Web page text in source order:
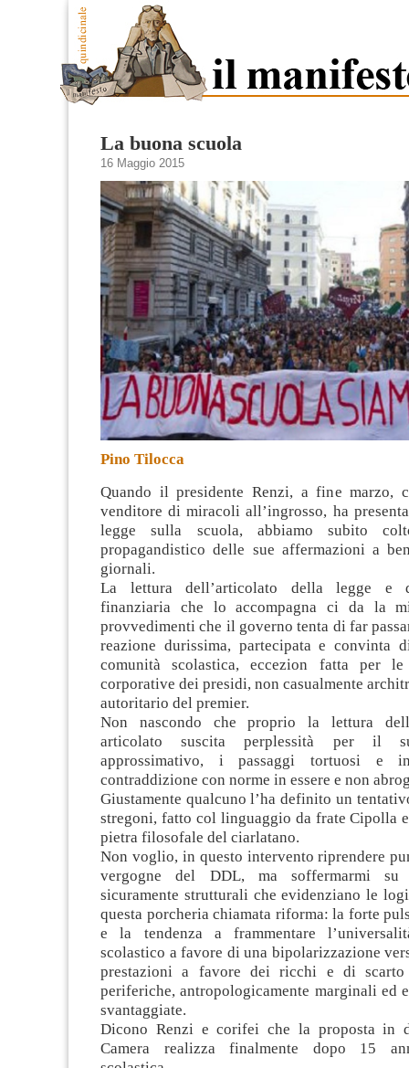
La buona scuola
16 Maggio 2015
Pino Tilocca
Quando il presidente Renzi, a fine marzo,
venditore di miracoli all’ingrosso, ha
legge sulla scuola, abbiamo subito
propagandistico delle sue affermazioni a
giornali.
La lettura dell’articolato della legge e
finanziaria che lo accompagna ci da la
provvedimenti che il governo tenta di far
reazione durissima, partecipata e convinta
comunità scolastica, eccezion fatta per le
corporative dei presidi, non casualmente
autoritario del premier.
Non nascondo che proprio la lettura
articolato suscita perplessità per il
approssimativo, i passaggi tortuosi e
contraddizione con norme in essere e non
Giustamente qualcuno l’ha definito un
stregoni, fatto col linguaggio da frate Cipolla
pietra filosofale del ciarlatano.
Non voglio, in questo intervento riprendere
vergogne del DDL, ma soffermarmi su
sicuramente strutturali che evidenziano le
questa porcheria chiamata riforma: la forte
e la tendenza a frammentare
scolastico a favore di una bipolarizzazione
prestazioni a favore dei ricchi e di
periferiche, antropologicamente marginali ed
svantaggiate.
Dicono Renzi e corifei che la proposta in
Camera realizza finalmente dopo 15